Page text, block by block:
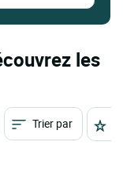
les
Trier par